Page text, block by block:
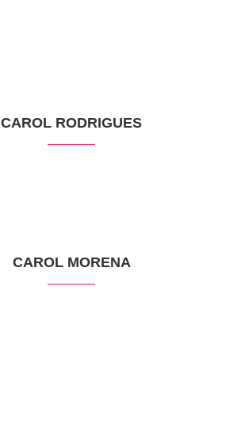
CAROL RODRIGUES
CAROL MORENA